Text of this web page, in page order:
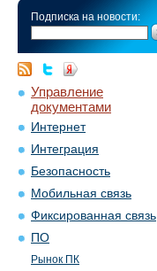
Подписка на новости:
Управление
документами
Интернет
Интеграция
Безопасность
Мобильная связь
Фиксированная связь
ПО
Рынок ПК